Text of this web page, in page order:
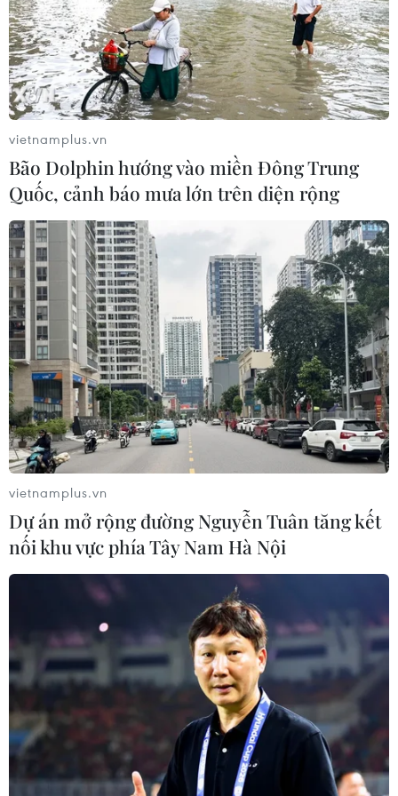
04/08/2026 22:42
Báo động xu hướng gia tăng người
trẻ mắc ung thư
04/08/2026 14:10
Mỹ ghi nhận ca tử vong đầu tiên
trong mùa dịch cyclosporiasis
04/08/2026 07:11
Phát hiện mới về quá trình lão hóa
của con người
02/08/2026 13:31
Sâm Ngọc Linh: Báu vật trong tay,
02/08/2026 11:38
Yếu tố di truyền có thể quyết định
quá trình phát triển ung thư
02/08/2026 09:43
Phương pháp mới giúp phát hiện
sớm bệnh Alzheimer
30/07/2026 14:27
vietnamplus.vn
Bão Dolphin hướng vào miền Đông Trung
Quốc, cảnh báo mưa lớn trên diện rộng
vietnamplus.vn
Dự án mở rộng đường Nguyễn Tuân tăng kết
nối khu vực phía Tây Nam Hà Nội